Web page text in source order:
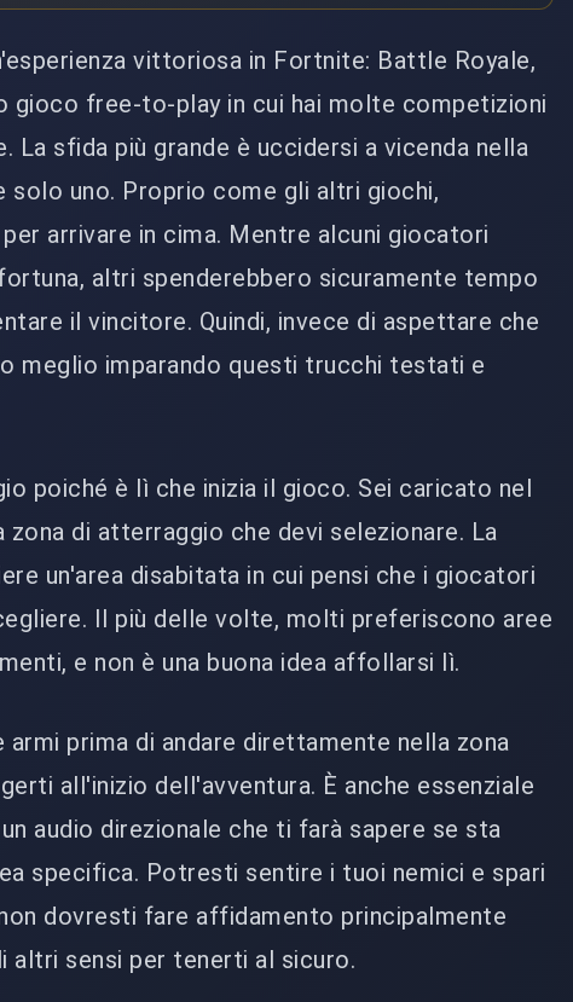
vittoriosa in Fortnite: Battle Royale,
gioco free-to-play in cui hai molte competizioni
sfida più grande è uccidersi a vicenda nella
solo uno. Proprio come gli altri giochi,
arrivare in cima. Mentre alcuni giocatori
altri spenderebbero sicuramente tempo
il vincitore. Quindi, invece di aspettare che
meglio imparando questi trucchi testati e
poiché è lì che inizia il gioco. Sei caricato nel
di atterraggio che devi selezionare. La
un'area disabitata in cui pensi che i giocatori
Il più delle volte, molti preferiscono aree
e non è una buona idea affollarsi lì.
prima di andare direttamente nella zona
all'inizio dell'avventura. È anche essenziale
audio direzionale che ti farà sapere se sta
specifica. Potresti sentire i tuoi nemici e spari
dovresti fare affidamento principalmente
altri sensi per tenerti al sicuro.